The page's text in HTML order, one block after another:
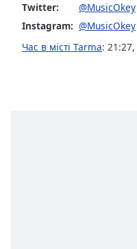
window.
Escape
Twitter:
@MusicOkey
Instagram: @MusicOkey
Час в місті Tarma: 21:27,